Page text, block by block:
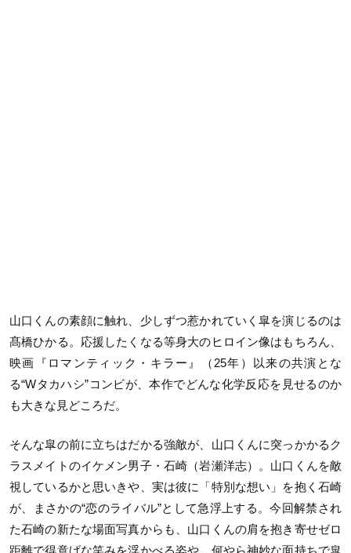
山口くんの素顔に触れ、少しずつ惹かれていく皐を演じるのは
髙橋ひかる。応援したくなる等身大のヒロイン像はもちろん、
映画『ロマンティック・キラー』（25年）以来の共演とな
る“Wタカハシ”コンビが、本作でどんな化学反応を見せるのか
も大きな見どころだ。
そんな皐の前に立ちはだかる強敵が、山口くんに突っかかるク
ラスメイトのイケメン男子・石崎（岩瀬洋志）。山口くんを敵
視しているかと思いきや、実は彼に「特別な想い」を抱く石崎
が、まさかの“恋のライバル”として急浮上する。今回解禁され
た石崎の新たな場面写真からも、山口くんの肩を抱き寄せゼロ
距離で得意げな笑みを浮かべる姿や、何やら神妙な面持ちで皐